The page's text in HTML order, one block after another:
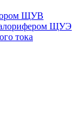
ЩУВ
ЩУЭ
тока